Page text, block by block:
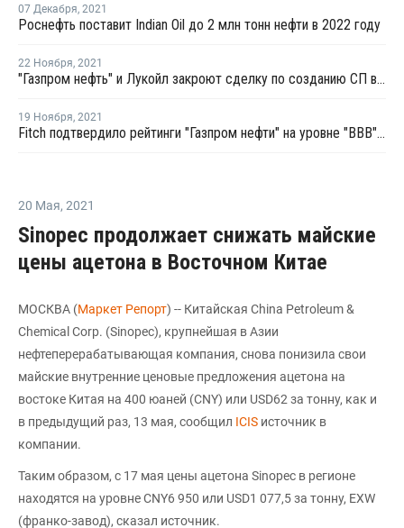
07 Декабря, 2021
Роснефть поставит Indian Oil до 2 млн тонн нефти в 2022 году
22 Ноября, 2021
"Газпром нефть" и Лукойл закроют сделку по созданию СП в ЯНАО во втором квартале 2022 года
19 Ноября, 2021
Fitch подтвердило рейтинги "Газпром нефти" на уровне "BBB" со стабильным прогнозом
20 Мая, 2021
Sinopec продолжает cнижать майские
цены ацетона в Восточном Китае
МОСКВА (Маркет Репорт) -- Китайская China Petroleum &
Chemical Corp. (Sinopec), крупнейшая в Азии
нефтеперерабатывающая компания, снова понизила свои
майские внутренние ценовые предложения ацетона на
востоке Китая на 400 юаней (CNY) или USD62 за тонну, как и
в предыдущий раз, 13 мая, сообщил ICIS источник в
компании.
Таким образом, с 17 мая цены ацетона Sinopec в регионе
находятся на уровне CNY6 950 или USD1 077,5 за тонну, EXW
(франко-завод), сказал источник.